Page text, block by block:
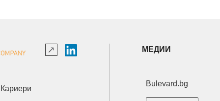
Кариери
МЕДИИ
Bulevard.bg